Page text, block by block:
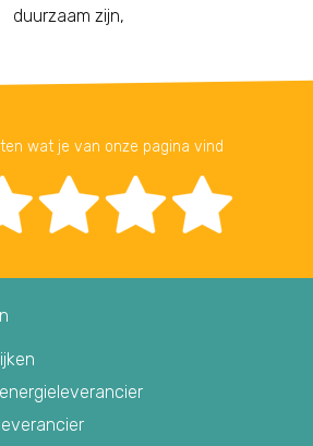
duurzaam zijn,
wat je van onze pagina vind